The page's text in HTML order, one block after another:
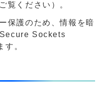
覧ください）。
保護のため、情報を暗
Sockets
す。